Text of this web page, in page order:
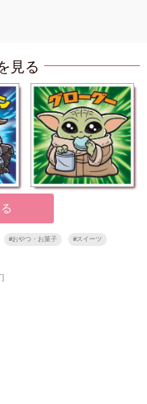
見る
#おやつ・お菓子 #スイーツ